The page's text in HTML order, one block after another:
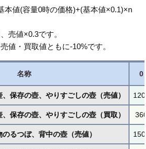
本値(容量0時の価格)+(基本値×0.1)×n
売値×0.3です。
値・買取値ともに-10%です。
名称 0
保存の壺、やりすごしの壺（売値）
保存の壺、やりすごしの壺（買取）
のるつぼ、背中の壺（売値）